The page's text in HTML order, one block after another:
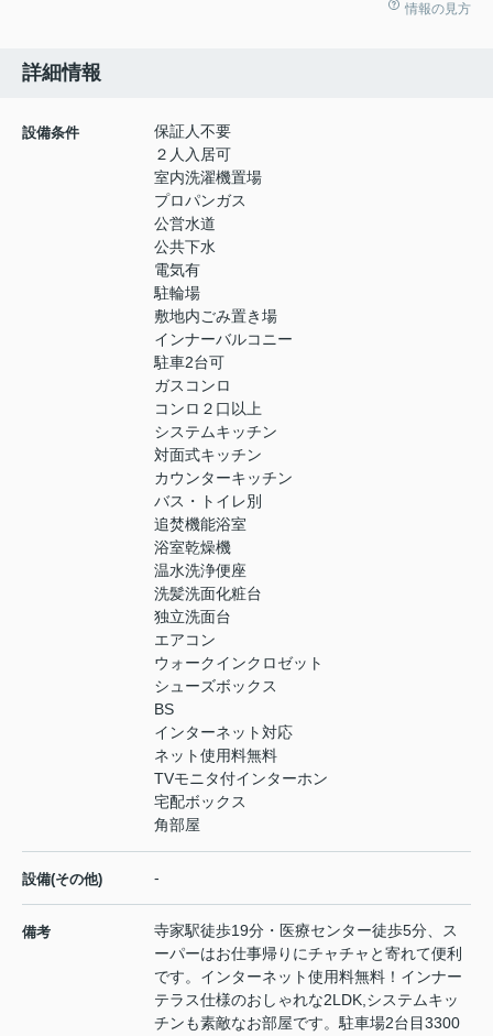
情報の見方
詳細情報
設備条件
保証人不要
２人入居可
室内洗濯機置場
プロパンガス
公営水道
公共下水
電気有
駐輪場
敷地内ごみ置き場
インナーバルコニー
駐車2台可
ガスコンロ
コンロ２口以上
システムキッチン
対面式キッチン
カウンターキッチン
バス・トイレ別
追焚機能浴室
浴室乾燥機
温水洗浄便座
洗髪洗面化粧台
独立洗面台
エアコン
ウォークインクロゼット
シューズボックス
BS
インターネット対応
ネット使用料無料
TVモニタ付インターホン
宅配ボックス
角部屋
設備(その他) -
備考
寺家駅徒歩19分・医療センター徒歩5分、ス
ーパーはお仕事帰りにチャチャと寄れて便利
です。インターネット使用料無料！インナー
テラス仕様のおしゃれな2LDK,システムキッ
チンも素敵なお部屋です。駐車場2台目3300